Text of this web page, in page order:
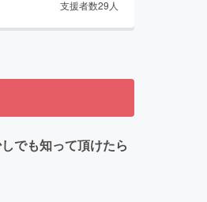
支援者数29 人
でも知って頂けたら